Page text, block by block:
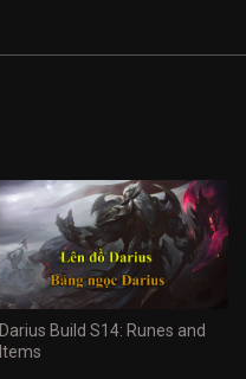
Darius Build S14: Runes and
Items